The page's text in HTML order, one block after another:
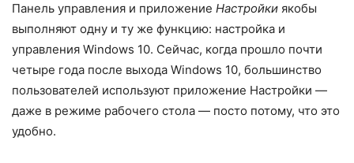
Панель управления и приложение Настройки якобы
выполняют одну и ту же функцию: настройка и
управления Windows 10. Сейчас, когда прошло почти
четыре года после выхода Windows 10, большинство
пользователей используют приложение Настройки —
даже в режиме рабочего стола — посто потому, что это
удобно.